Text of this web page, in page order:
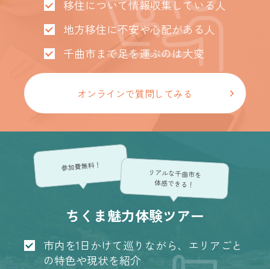
移住について情報収集している人
地方移住に不安や心配がある人
千曲市まで足を運ぶのは大変
オンラインで質問してみる
参加費無料！
リアルな千曲市を
体感できる！
ちくま魅力体験ツアー
市内を1日かけて巡りながら、エリアごと
の特色や現状を紹介